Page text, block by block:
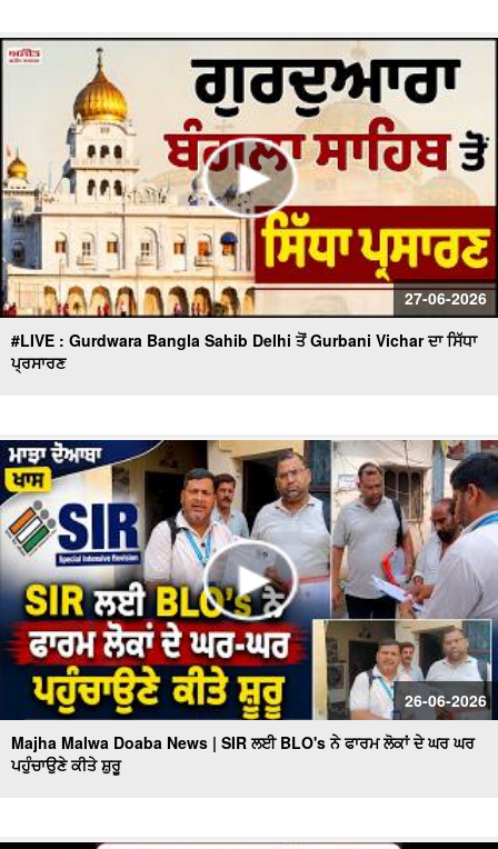
27-06-2026
#LIVE : Gurdwara Bangla Sahib Delhi ਤੋਂ Gurbani Vichar ਦਾ ਸਿੱਧਾ
ਪ੍ਰਸਾਰਣ
26-06-2026
Majha Malwa Doaba News | SIR ਲਈ BLO's ਨੇ ਫਾਰਮ ਲੋਕਾਂ ਦੇ ਘਰ ਘਰ
ਪਹੁੰਚਾਉਣੇ ਕੀਤੇ ਸ਼ੁਰੂ